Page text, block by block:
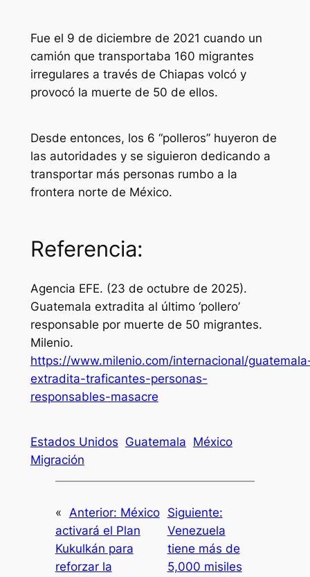
Fue el 9 de diciembre de 2021 cuando un
camión que transportaba 160 migrantes
irregulares a través de Chiapas volcó y
provocó la muerte de 50 de ellos.
Desde entonces, los 6 “polleros” huyeron de
las autoridades y se siguieron dedicando a
transportar más personas rumbo a la
frontera norte de México.
Referencia:
Agencia EFE. (23 de octubre de 2025).
Guatemala extradita al último ‘pollero’
responsable por muerte de 50 migrantes.
Milenio.
https://www.milenio.com/internacional/
extradita-traficantes-personas-
responsables-masacre
Estados Unidos Guatemala México
Migración
« Anterior: México
activará el Plan
Kukulkán para
reforzar la
Siguiente:
Venezuela
tiene más de
5,000 misiles